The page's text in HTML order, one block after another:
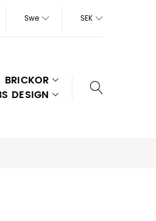
Swe SEK
BRICKOR
DESIGN